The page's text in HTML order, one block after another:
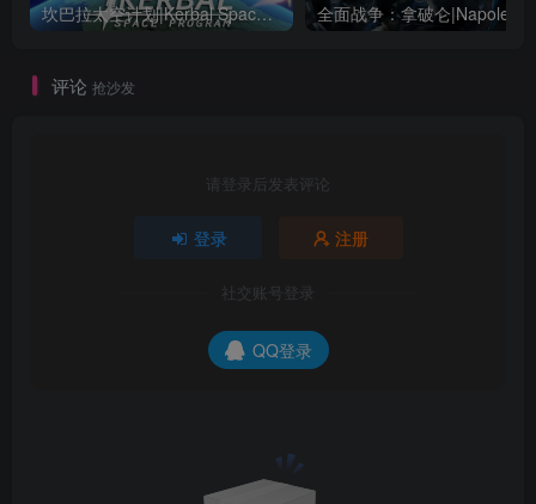
坎巴拉太空计划|Kerbal Space Program|1.12.5.3190|整合全DLC
评论 抢沙发
请登录后发表评论
登录 注册
社交账号登录
QQ登录